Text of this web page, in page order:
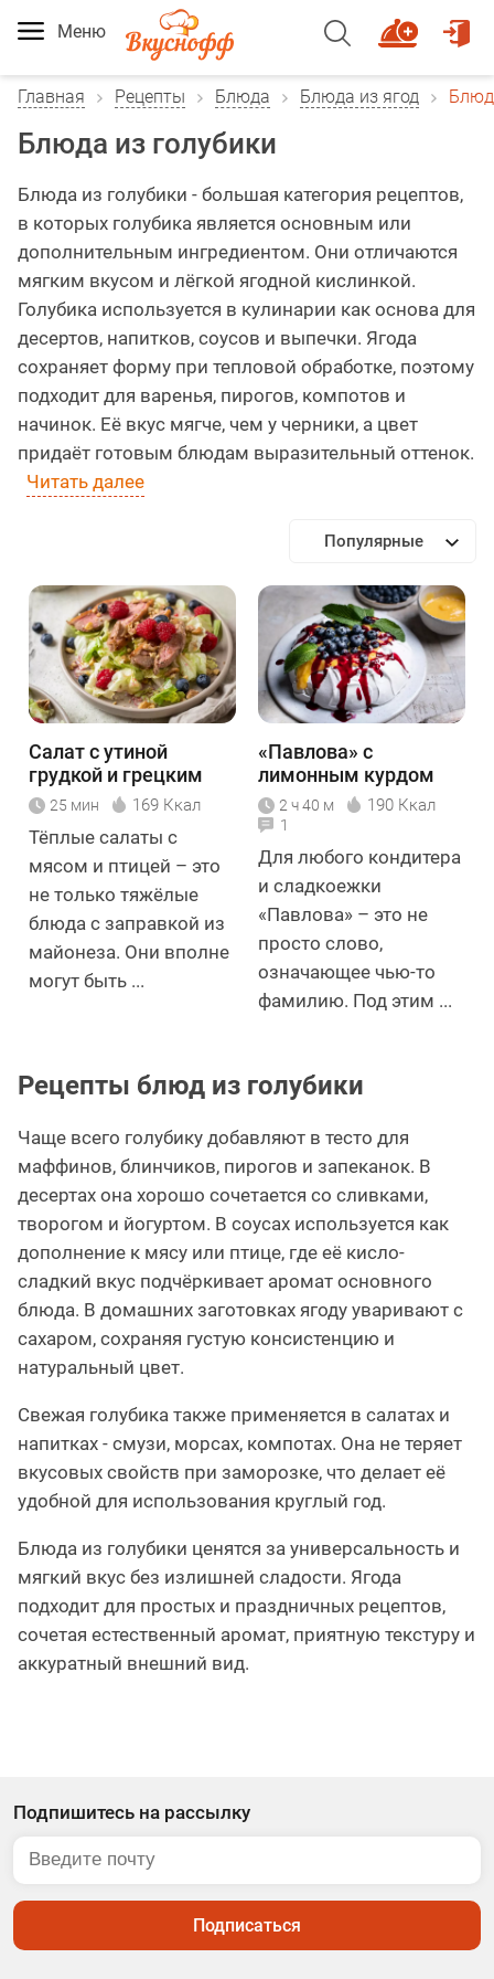
Меню
Главная Рецепты Блюда Блюда из ягод
Блюда из голубики
Блюда из голубики - большая категория рецептов,
в которых голубика является основным или
дополнительным ингредиентом. Они отличаются
мягким вкусом и лёгкой ягодной кислинкой.
Голубика используется в кулинарии как основа для
десертов, напитков, соусов и выпечки. Ягода
сохраняет форму при тепловой обработке, поэтому
подходит для варенья, пирогов, компотов и
начинок. Её вкус мягче, чем у черники, а цвет
придаёт готовым блюдам выразительный оттенок.
Читать далее
Популярные
Салат с утиной
грудкой и грецким
орехом
25 мин 169 Ккал
Тёплые салаты с
мясом и птицей – это
не только тяжёлые
блюда с заправкой из
майонеза. Они вполне
могут быть ...
«Павлова» с
лимонным курдом
2 ч 40 м 190 Ккал
1
Для любого кондитера
и сладкоежки
«Павлова» – это не
просто слово,
означающее чью-то
фамилию. Под этим ...
Рецепты блюд из голубики
Чаще всего голубику добавляют в тесто для
маффинов, блинчиков, пирогов и запеканок. В
десертах она хорошо сочетается со сливками,
творогом и йогуртом. В соусах используется как
дополнение к мясу или птице, где её кисло-
сладкий вкус подчёркивает аромат основного
блюда. В домашних заготовках ягоду уваривают с
сахаром, сохраняя густую консистенцию и
натуральный цвет.
Свежая голубика также применяется в салатах и
напитках - смузи, морсах, компотах. Она не теряет
вкусовых свойств при заморозке, что делает её
удобной для использования круглый год.
Блюда из голубики ценятся за универсальность и
мягкий вкус без излишней сладости. Ягода
подходит для простых и праздничных рецептов,
сочетая естественный аромат, приятную текстуру и
аккуратный внешний вид.
Подпишитесь на рассылку
Подписаться